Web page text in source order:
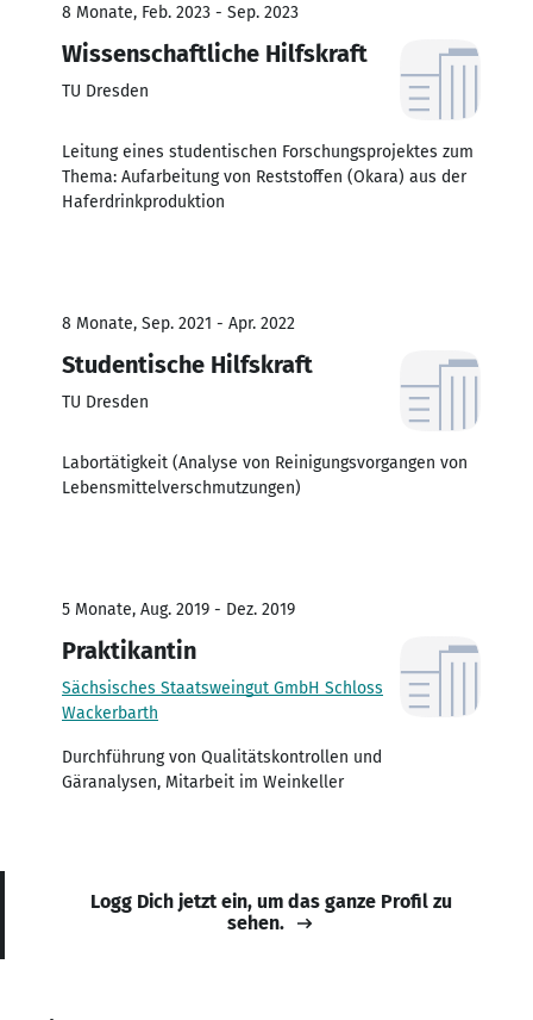
8 Monate, Feb. 2023 - Sep. 2023
Wissenschaftliche Hilfskraft
TU Dresden
Leitung eines studentischen Forschungsprojektes zum
Thema: Aufarbeitung von Reststoffen (Okara) aus der
Haferdrinkproduktion
8 Monate, Sep. 2021 - Apr. 2022
Studentische Hilfskraft
TU Dresden
Labortätigkeit (Analyse von Reinigungsvorgangen von
Lebensmittelverschmutzungen)
5 Monate, Aug. 2019 - Dez. 2019
Praktikantin
Sächsisches Staatsweingut GmbH Schloss
Wackerbarth
Durchführung von Qualitätskontrollen und
Gäranalysen, Mitarbeit im Weinkeller
Logg Dich jetzt ein, um das ganze Profil zu
sehen.